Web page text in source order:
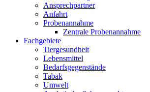
Ansprechpartner
Anfahrt
Probenannahme
Zentrale Probenannahme
Fachgebiete
Tiergesundheit
Lebensmittel
Bedarfsgegenstände
Tabak
Umwelt